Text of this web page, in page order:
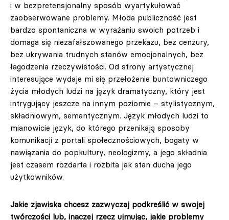
i w bezpretensjonalny sposób wyartykułować
zaobserwowane problemy. Młoda publiczność jest
bardzo spontaniczna w wyrażaniu swoich potrzeb i
domaga się niezafałszowanego przekazu, bez cenzury,
bez ukrywania trudnych stanów emocjonalnych, bez
łagodzenia rzeczywistości. Od strony artystycznej
interesujące wydaje mi się przełożenie buntowniczego
życia młodych ludzi na język dramatyczny, który jest
intrygujący jeszcze na innym poziomie – stylistycznym,
składniowym, semantycznym. Język młodych ludzi to
mianowicie język, do którego przenikają sposoby
komunikacji z portali społecznościowych, bogaty w
nawiązania do popkultury, neologizmy, a jego składnia
jest czasem rozdarta i rozbita jak stan ducha jego
użytkowników.
Jakie zjawiska chcesz zazwyczaj podkreślić w swojej
twórczości lub, inaczej rzecz ujmując, jakie problemy